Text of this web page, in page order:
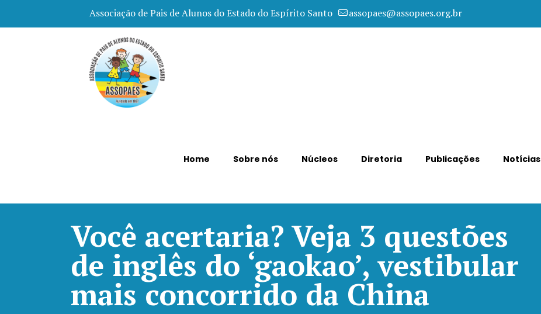
Associação de Pais de Alunos do Estado do Espírito Santo assopaes@assopaes.org.br
Home Sobre nós Núcleos Diretoria Publicações Notícias
Você acertaria? Veja 3 questões
de inglês do ‘gaokao’, vestibular
mais concorrido da China